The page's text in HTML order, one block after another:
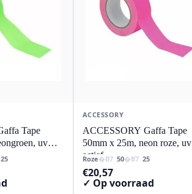
Tape
uv
25
ACCESSORY
ACCESSORY Gaffa Tape
50mm x 25m, neon roze, uv
actief
Roze 50 25
€20,57
✓ Op voorraad